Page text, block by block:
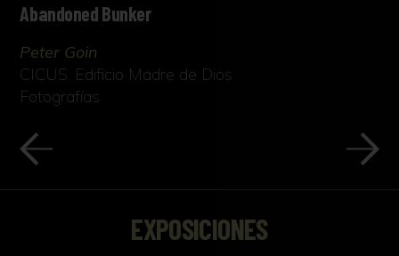
Abandoned Bunker
Peter Goin
CICUS. Edificio Madre de Dios
Fotografías
EXPOSICIONES